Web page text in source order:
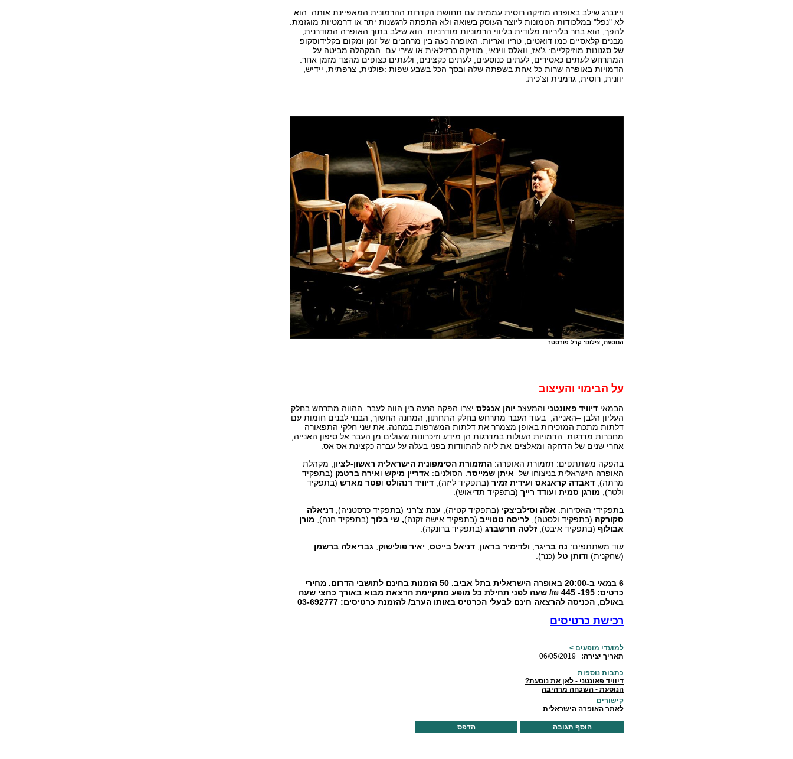
ויינברג שילב באופרה מוזיקה רוסית עממית עם תחושת הקדרות ההרמונית המאפיינת אותה. הוא
לא "נפל" במלכודות הטמונות ליוצר העוסק בשואה ולא התפתה לרגשנות יתר או דרמטיות מוגזמת.
להפך, הוא בחר בליריות מלודית בליווי הרמוניות מודרניות. הוא שילב בתוך האופרה המודרנית,
מבנים קלאסיים כמו דואטים, טריו ואריות. האופרה נעה בין מרחבים של זמן ומקום בקלידוסקופ
של סגנונות מוזיקליים: ג'אז, וואלס ווינאי, מוזיקה ברזילאית או שירי עם. המקהלה מביטה על
המתרחש לעתים כאסירים, לעתים כנוסעים, לעתים כקצינים, ולעתים כצופים מהצד מזמן אחר.
הדמויות באופרה שרות כל אחת בשפתה שלה ובסך הכל בשבע שפות :פולנית, צרפתית, יידיש,
יוונית, רוסית, גרמנית וצ'כית.
הנוסעת, צילום: קרל פורסטר
על הבימוי והעיצוב
הבמאי דיוויד פאונטני והמעצב יוהן אנגלס יצרו הפקה הנעה בין הווה לעבר. ההווה מתרחש בחלק
העליון הלבן –האנייה, בעוד העבר מתרחש בחלק התחתון, המחנה החשוך, הבנוי לבנים חומות עם
דלתות מתכת המזכירות באופן מצמרר את דלתות המשרפות במחנה. את שני חלקי התפאורה
מחברות מדרגות. הדמויות העולות במדרגות הן מידע וזיכרונות שעולים מן העבר אל סיפון האנייה,
אחרי שנים של הדחקה ומאלצים את ליזה להתוודות בפני בעלה על עברה כקצינת אס אס.
בהפקה משתתפים: תזמורת האופרה: התזמורת הסימפונית הישראלית ראשון-לציון , מקהלת
האופרה הישראלית בניצוחו של איתן שמייסר . הסולנים: אדריין מיקש ואירה ברטמן (בתפקיד
מרתה), דאבדה קראנאס ועידית זמיר (בתפקיד ליזה), דיוויד דנהולט ופטר מארש (בתפקיד
ולטר), מורגן סמית ועודד רייך (בתפקיד תדיאוש).
בתפקידי האסירות: אלה וסילביצקי (בתפקיד קטיה), ענת צ'רני (בתפקיד כרסטניה), דניאלה
סקורקה (בתפקיד ולסטה), לריסה טטוייב (בתפקיד אישה זקנה), שי בלוך (בתפקיד חנה), מורן
אבולוף (בתפקיד איבט), זלטה חרשברג (בתפקיד ברונקה).
עוד משתתפים: נח בריגר ולדימיר בראון דניאל בייטס יאיר פולישוק גבריאלה ברשמן
(שחקנית) ודותן טל (כנר).
6 במאי ב-20:00 באופרה הישראלית בתל אביב. 50 הזמנות בחינם לתושבי הדרום.
מחירי
כרטיס: 195- 445 ₪/
שעה לפני תחילת כל מופע מתקיימת הרצאת מבוא באורך כחצי שעה
באולם, הכניסה להרצאה חינם לבעלי הכרטיס באותו הערב/ להזמנת כרטיסים: 03-692777
רכישת כרטיסים
למועדי מופעים >
06/05/2019
:תאריך יצירה
כתבות נוספות
דיוויד פאונטני - לאן את נוסעת?
הנוסעת - השכחה מרהיבה
קישורים
לאתר האופרה הישראלית
הדפס הוסף תגובה